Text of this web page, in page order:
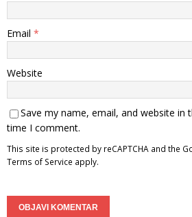
Email *
Website
Save my name, email, and website
time I comment.
This site is protected by reCAPTCHA and the
Terms of Service apply.